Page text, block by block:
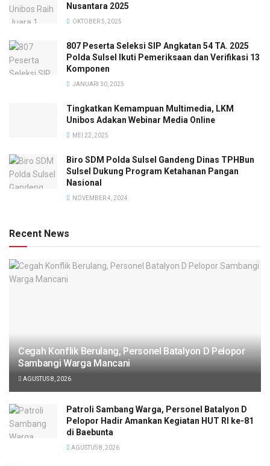
Nusantara 2025
OKTOBER 5, 2025
807 Peserta Seleksi SIP Angkatan 54 TA. 2025
Polda Sulsel Ikuti Pemeriksaan dan Verifikasi 13
Komponen
JANUARI 30, 2025
Tingkatkan Kemampuan Multimedia, LKM
Unibos Adakan Webinar Media Online
MEI 22, 2025
Biro SDM Polda Sulsel Gandeng Dinas TPHBun
Sulsel Dukung Program Ketahanan Pangan
Nasional
NOVEMBER 4, 2024
Recent News
Cegah Konflik Berulang, Personel Batalyon D Pelopor
Sambangi Warga Mancani
AGUSTUS 8, 2026
Patroli Sambang Warga, Personel Batalyon D
Pelopor Hadir Amankan Kegiatan HUT RI ke-81
di Baebunta
AGUSTUS 8, 2026